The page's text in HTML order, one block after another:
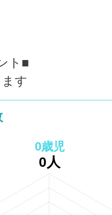
ト■
す
0歳児
0人